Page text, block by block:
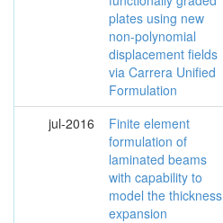
plates using new
non-polynomial
displacement fields
via Carrera Unified
Formulation
jul-2016
Finite element
formulation of
laminated beams
with capability to
model the thickness
expansion